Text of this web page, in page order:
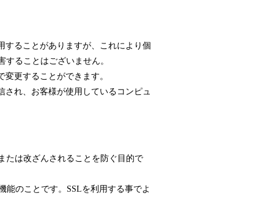
することがありますが、これにより個
ることはございません。
更することができます。
れ、お客様が使用しているコンピュ
たは改ざんされることを防ぐ目的で
のことです。SSLを利用する事でよ